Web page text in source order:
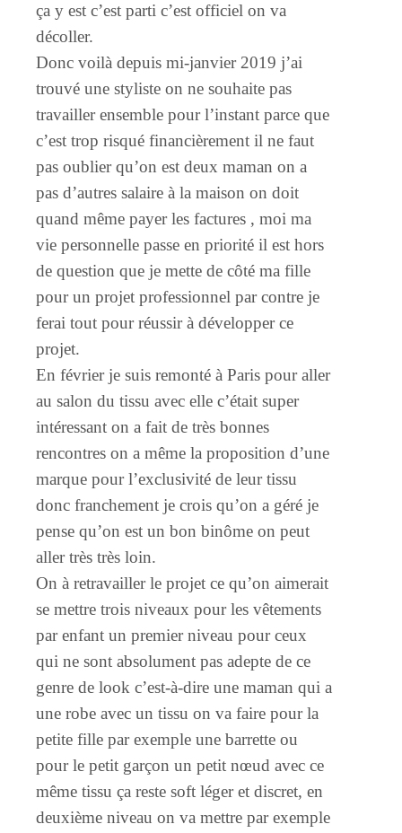
ça y est c’est parti c’est officiel on va
décoller.
Donc voilà depuis mi-janvier 2019 j’ai
trouvé une styliste on ne souhaite pas
travailler ensemble pour l’instant parce que
c’est trop risqué financièrement il ne faut
pas oublier qu’on est deux maman on a
pas d’autres salaire à la maison on doit
quand même payer les factures , moi ma
vie personnelle passe en priorité il est hors
de question que je mette de côté ma fille
pour un projet professionnel par contre je
ferai tout pour réussir à développer ce
projet.
En février je suis remonté à Paris pour aller
au salon du tissu avec elle c’était super
intéressant on a fait de très bonnes
rencontres on a même la proposition d’une
marque pour l’exclusivité de leur tissu
donc franchement je crois qu’on a géré je
pense qu’on est un bon binôme on peut
aller très très loin.
On à retravailler le projet ce qu’on aimerait
se mettre trois niveaux pour les vêtements
par enfant un premier niveau pour ceux
qui ne sont absolument pas adepte de ce
genre de look c’est-à-dire une maman qui a
une robe avec un tissu on va faire pour la
petite fille par exemple une barrette ou
pour le petit garçon un petit nœud avec ce
même tissu ça reste soft léger et discret, en
deuxième niveau on va mettre par exemple